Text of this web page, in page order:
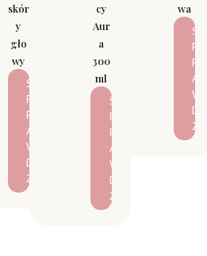
skór
y
gło
wy
S
P
R
A
W
D
Ź
cy
Aur
a
300
ml
S
P
R
A
W
D
Ź
wa
S
P
R
A
W
D
Ź